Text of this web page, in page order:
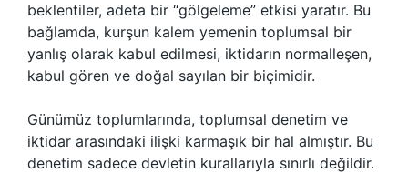
beklentiler, adeta bir “gölgeleme” etkisi yaratır. Bu
bağlamda, kurşun kalem yemenin toplumsal bir
yanlış olarak kabul edilmesi, iktidarın normalleşen,
kabul gören ve doğal sayılan bir biçimidir.
Günümüz toplumlarında, toplumsal denetim ve
iktidar arasındaki ilişki karmaşık bir hal almıştır. Bu
denetim sadece devletin kurallarıyla sınırlı değildir.